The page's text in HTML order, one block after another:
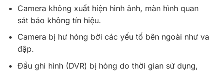
Camera không xuất hiện hình ảnh, màn hình quan
sát báo không tín hiệu.
Camera bị hư hỏng bởi các yếu tố bên ngoài như va
đập.
Đầu ghi hình (DVR) bị hỏng do thời gian sử dụng,